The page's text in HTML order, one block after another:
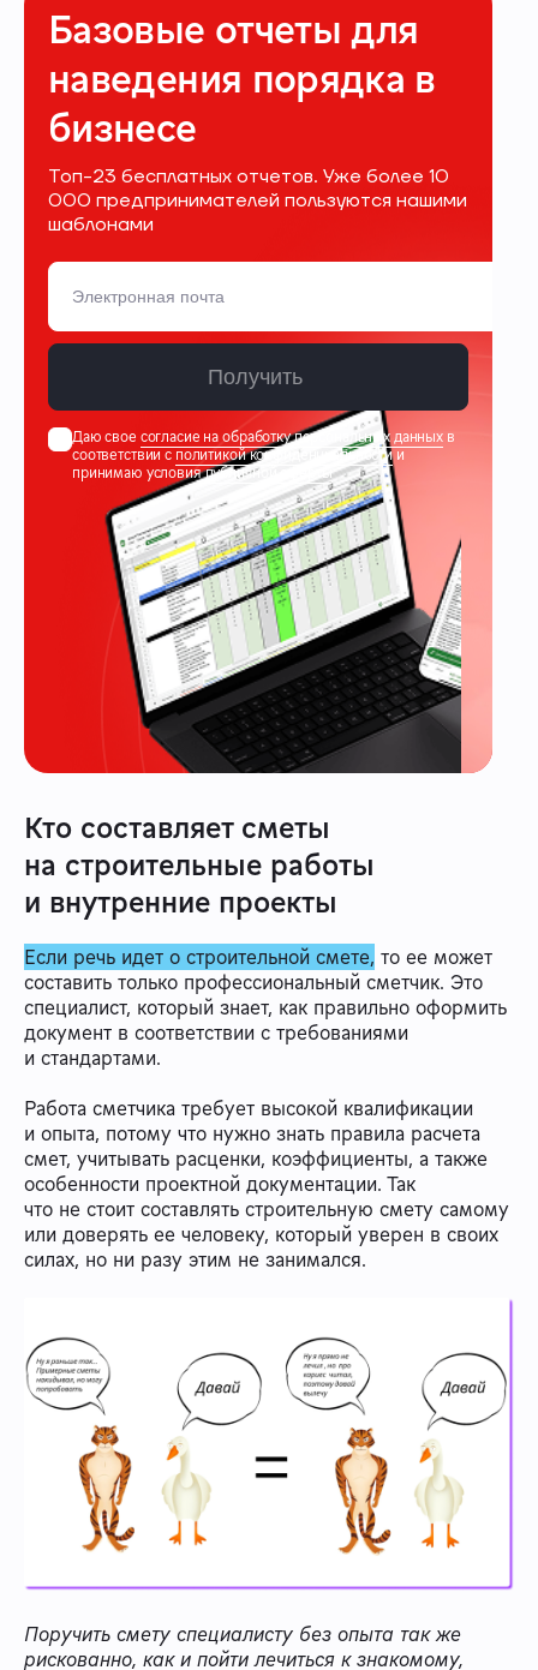
Базовые отчеты для
наведения порядка в
бизнесе
Топ-23 бесплатных отчетов. Уже более 10
000 предпринимателей пользуются нашими
шаблонами
Получить
Даю свое согласие на обработку персональных данных в
соответствии сполитикой конфиденциальностии
принимаю условияпубличной оферты
Кто составляет сметы
на строительные работы
и внутренние проекты
Если речь идет о строительной смете, то ее может
составить только профессиональный сметчик. Это
специалист, который знает, как правильно оформить
документ в соответствии с требованиями
и стандартами.
Работа сметчика требует высокой квалификации
и опыта, потому что нужно знать правила расчета
смет, учитывать расценки, коэффициенты, а также
особенности проектной документации. Так
что не стоит составлять строительную смету самому
или доверять ее человеку, который уверен в своих
силах, но ни разу этим не занимался.
Поручить смету специалисту без опыта так же
рискованно, как и пойти лечиться к знакомому,